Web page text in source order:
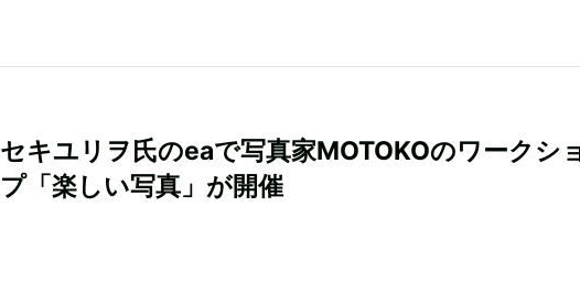
セキユリヲ氏のeaで写真家MOTOKOのワークシ
プ「楽しい写真」が開催